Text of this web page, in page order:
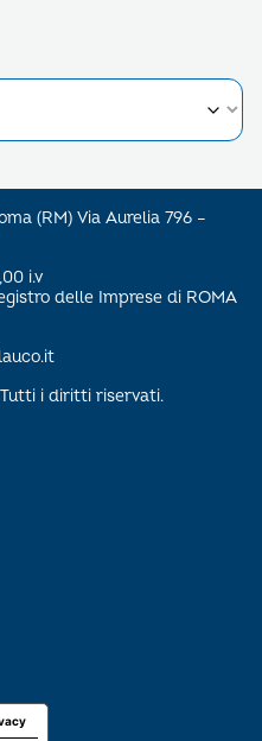
(RM) Via Aurelia 796 –
i.v
delle Imprese di ROMA
i diritti riservati.